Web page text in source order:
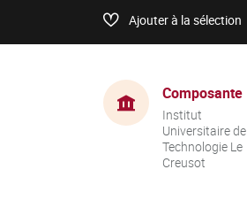
Ajouter à la sélection
Composante
Institut
Universitaire de
Technologie Le
Creusot